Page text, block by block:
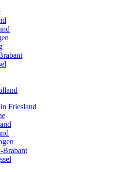
Friesland
Brabant